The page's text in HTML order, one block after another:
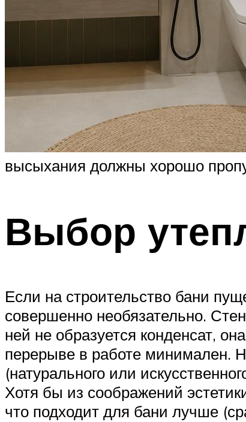
высыхания должны хорошо
Выбор
Если на строительство бани
совершенно необязательно.
ней не образуется конденсат,
перерыве в работе минимален.
(натурального или
Хотя бы из соображений
что подходит для бани лучше